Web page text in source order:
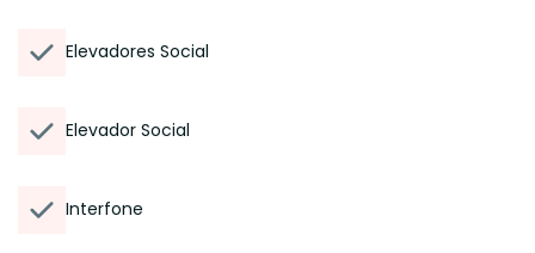
Elevadores Social
Elevador Social
Interfone